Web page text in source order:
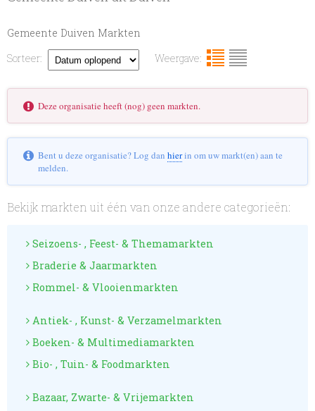
Gemeente Duiven Markten
Sorteer:
Weergave:
Deze organisatie heeft (nog) geen markten.
Bent u deze organisatie? Log dan hierin om uw markt(en) aan te
melden.
Bekijk markten uit één van onze andere categorieën:
Seizoens- , Feest- & Themamarkten
Braderie & Jaarmarkten
Rommel- & Vlooienmarkten
Antiek- , Kunst- & Verzamelmarkten
Boeken- & Multimediamarkten
Bio- , Tuin- & Foodmarkten
Bazaar, Zwarte- & Vrijemarkten